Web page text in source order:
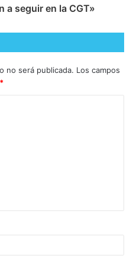
a seguir en la CGT»
no será publicada. Los campos
*